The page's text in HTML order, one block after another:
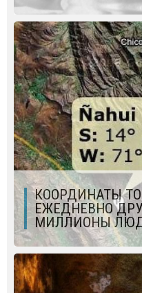
КООРДИНАТЫ
ЕЖЕДНЕВНО
МИЛЛИОНЫ